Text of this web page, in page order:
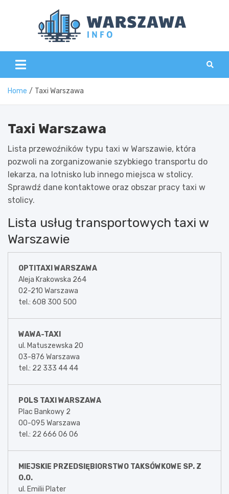
Home Taxi Warszawa
Taxi Warszawa
Lista przewoźników typu taxi w Warszawie, która
pozwoli na zorganizowanie szybkiego transportu do
lekarza, na lotnisko lub innego miejsca w stolicy.
Sprawdź dane kontaktowe oraz obszar pracy taxi w
stolicy.
Lista usług transportowych taxi w
Warszawie
OPTITAXI WARSZAWA
Aleja Krakowska 264
02-210 Warszawa
tel.: 608 300 500
WAWA-TAXI
ul. Matuszewska 20
03-876 Warszawa
tel.: 22 333 44 44
POLS TAXI WARSZAWA
Plac Bankowy 2
00-095 Warszawa
tel.: 22 666 06 06
MIEJSKIE PRZEDSIĘBIORSTWO TAKSÓWKOWE SP. Z
O.O.
ul. Emilii Plater